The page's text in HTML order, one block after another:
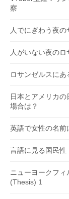
察
人でにぎわう夜
人がいない夜のロ
ロサンゼルスに
日本とアメリカ
場合は？
英語で女性の名
言語に見る国民
ニューヨークフ
(Thesis) 1